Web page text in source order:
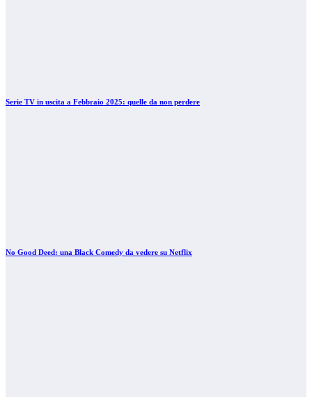
Serie TV in uscita a Febbraio 2025: quelle da non perdere
No Good Deed: una Black Comedy da vedere su Netflix